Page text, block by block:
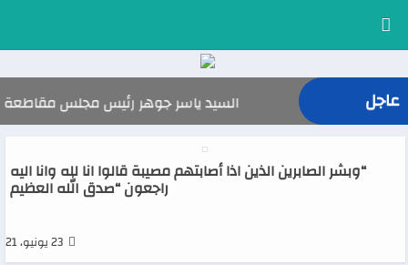
عاجل السيد ياسر جوهر رئيس مجلس مقاطعة فاس
“وبشر الصابرين الذين اذا أصابتهم مصيبة قالوا انا لله وانا اليه
راجعون “صدق الله العظيم
23 يونيو، 2021